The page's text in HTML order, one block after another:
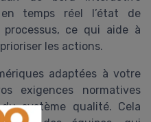
temps réel l’état de
ce qui aide à
les actions.
adaptées à votre
exigences normatives
système qualité. Cela